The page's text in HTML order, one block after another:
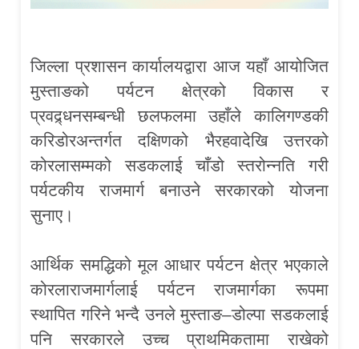
जिल्ला प्रशासन कार्यालयद्वारा आज यहाँ आयोजित
मुस्ताङको पर्यटन क्षेत्रको विकास र
प्रवद्र्धनसम्बन्धी छलफलमा उहाँले कालिगण्डकी
करिडोरअन्तर्गत दक्षिणको भैरहवादेखि उत्तरको
कोरलासम्मको सडकलाई चाँडो स्तरोन्नति गरी
पर्यटकीय राजमार्ग बनाउने सरकारको योजना
सुनाए।
आर्थिक समद्धिको मूल आधार पर्यटन क्षेत्र भएकाले
कोरलाराजमार्गलाई पर्यटन राजमार्गका रूपमा
स्थापित गरिने भन्दै उनले मुस्ताङ–डोल्पा सडकलाई
पनि सरकारले उच्च प्राथमिकतामा राखेको